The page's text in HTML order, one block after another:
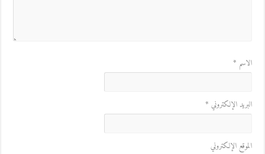
الاسم *
البريد الإلكتروني *
الموقع الإلكتروني